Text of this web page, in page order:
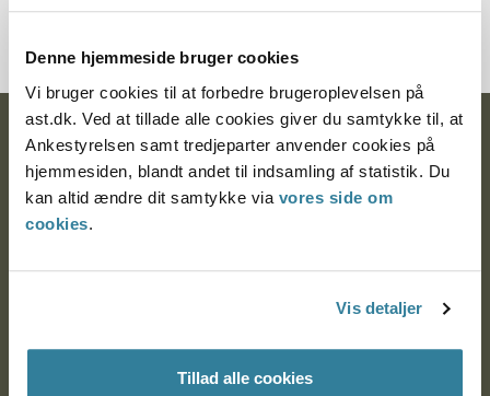
Denne hjemmeside bruger cookies
Vi bruger cookies til at forbedre brugeroplevelsen på
ast.dk. Ved at tillade alle cookies giver du samtykke til, at
Ankestyrelsen samt tredjeparter anvender cookies på
hjemmesiden, blandt andet til indsamling af statistik. Du
kan altid ændre dit samtykke via vores side om
cookies.
Vis detaljer
Tillad alle cookies
Ankestyrelsen
Postadresse:
Nytorv 7, 2. sal
Ankestyrelsen Aalborg